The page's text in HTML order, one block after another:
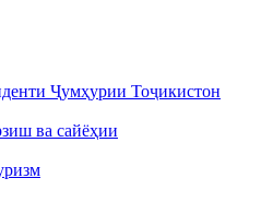
Ҷумҳурии Тоҷикистон
ва сайёҳии